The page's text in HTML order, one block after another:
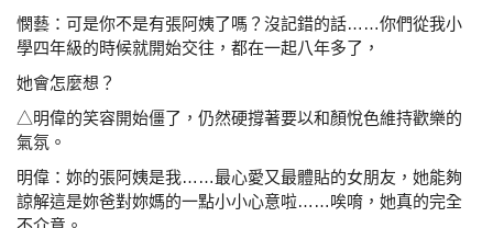
憫藝：可是你不是有張阿姨了嗎？沒記錯的話……你們從我小
學四年級的時候就開始交往，都在一起八年多了，
她會怎麼想？
△明偉的笑容開始僵了，仍然硬撐著要以和顏悅色維持歡樂的
氣氛。
明偉：妳的張阿姨是我……最心愛又最體貼的女朋友，她能夠
諒解這是妳爸對妳媽的一點小小心意啦……唉唷，她真的完全